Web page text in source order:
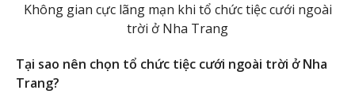
Không gian cực lãng mạn khi tổ chức tiệc cưới ngoài
trời ở Nha Trang
Tại sao nên chọn tổ chức tiệc cưới ngoài trời ở Nha
Trang?